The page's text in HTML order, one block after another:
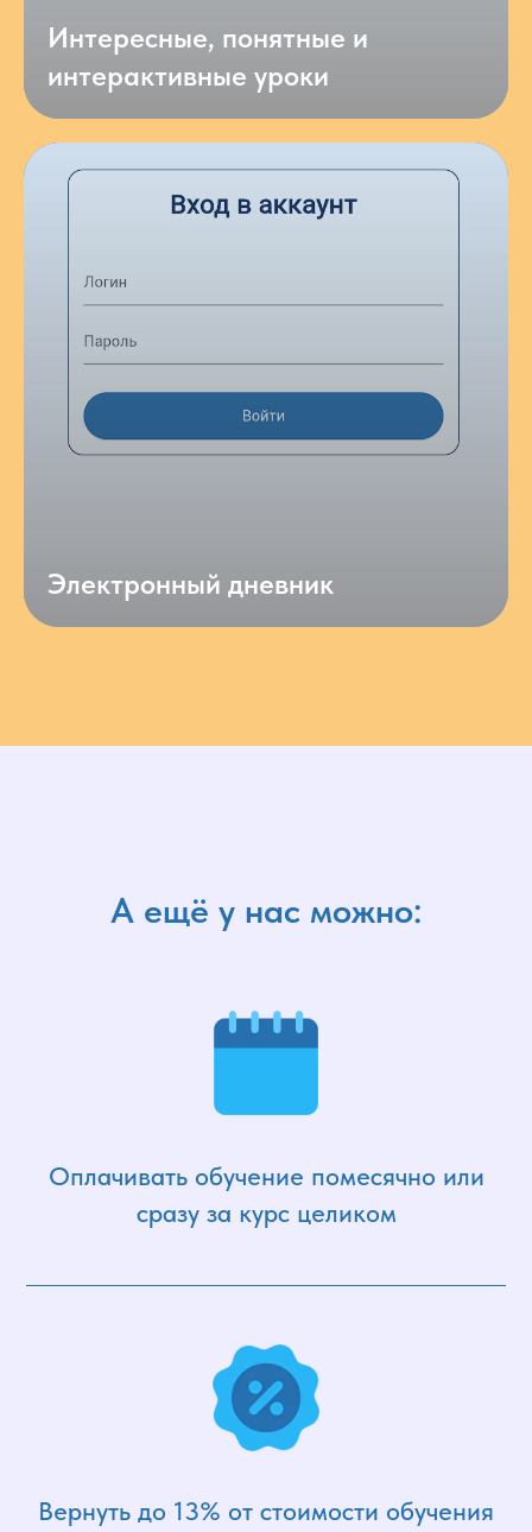
Интересные, понятные и
интерактивные уроки
Электронный дневник
А ещё у нас можно:
Оплачивать обучение помесячно или
сразу за курс целиком
Вернуть до 13% от стоимости обучения